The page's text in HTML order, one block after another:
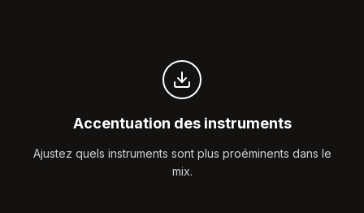
Accentuation des instruments
Ajustez quels instruments sont plus proéminents dans le
mix.